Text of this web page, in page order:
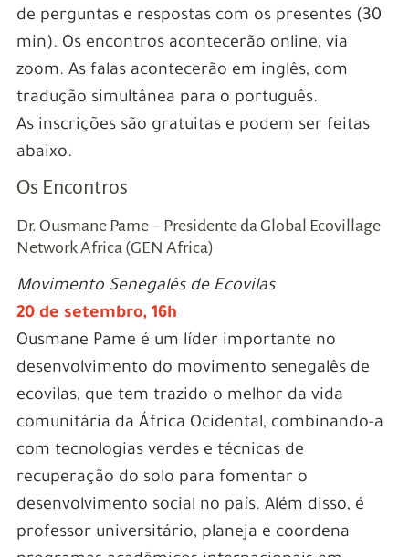
de perguntas e respostas com os presentes (30
min). Os encontros acontecerão online, via
zoom. As falas acontecerão em inglês, com
tradução simultânea para o português.
As inscrições são gratuitas e podem ser feitas
abaixo.
Os Encontros
Dr. Ousmane Pame – Presidente da Global Ecovillage
Network Africa (GEN Africa)
Movimento Senegalês de Ecovilas
20 de setembro, 16h
Ousmane Pame é um líder importante no
desenvolvimento do movimento senegalês de
ecovilas, que tem trazido o melhor da vida
comunitária da África Ocidental, combinando-a
com tecnologias verdes e técnicas de
recuperação do solo para fomentar o
desenvolvimento social no país. Além disso, é
professor universitário, planeja e coordena